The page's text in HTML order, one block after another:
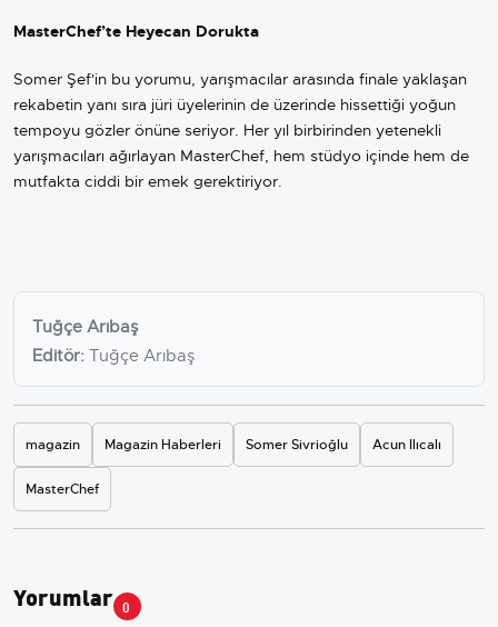
MasterChef’te Heyecan Dorukta
Somer Şef'in bu yorumu, yarışmacılar arasında finale yaklaşan
rekabetin yanı sıra jüri üyelerinin de üzerinde hissettiği yoğun
tempoyu gözler önüne seriyor. Her yıl birbirinden yetenekli
yarışmacıları ağırlayan MasterChef, hem stüdyo içinde hem de
mutfakta ciddi bir emek gerektiriyor.
Tuğçe Arıbaş
Editör: Tuğçe Arıbaş
magazin Magazin Haberleri Somer Sivrioğlu Acun Ilıcalı
MasterChef
Yorumlar 0